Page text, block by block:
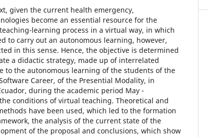
given the current health emergency,
become an essential resource for the
learning process in a virtual way, in which
to carry out an autonomous learning, however,
in this sense. Hence, the objective is determined
a didactic strategy, made up of interrelated
to the autonomous learning of the students of the
Career, of the Presential Modality, in
during the academic period May -
conditions of virtual teaching. Theoretical and
have been used, which led to the formation
the analysis of the current state of the
of the proposal and conclusions, which show